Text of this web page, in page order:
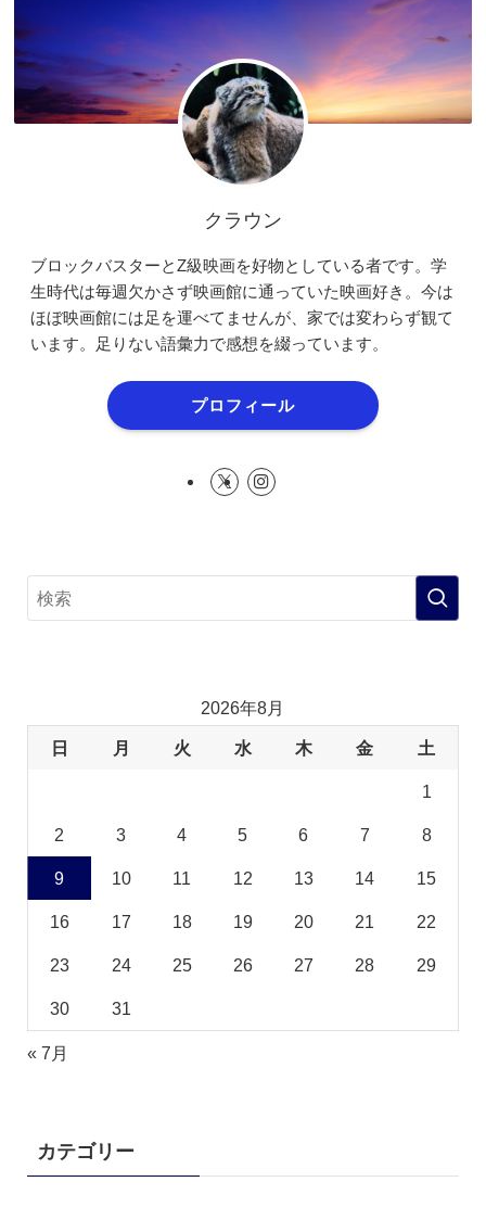
クラウン
ブロックバスターとZ級映画を好物としている者です。学
生時代は毎週欠かさず映画館に通っていた映画好き。今は
ほぼ映画館には足を運べてませんが、家では変わらず観て
います。足りない語彙力で感想を綴っています。
プロフィール
2026年8月
日 月 火 水 木 金 土
1
2 3 4 5 6 7 8
9 10 11 12 13 14 15
16 17 18 19 20 21 22
23 24 25 26 27 28 29
30 31
« 7月
カテゴリー